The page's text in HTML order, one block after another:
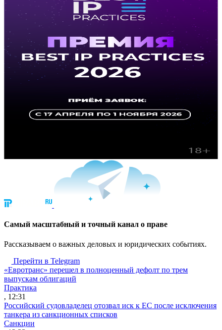
Cамый масштабный и точный канал о праве
Рассказываем о важных деловых и юридических событиях.
Перейти в Telegram
«Евротранс» перешел в полноценный дефолт по трем
выпускам облигаций
Практика
, 12:31
Российский судовладелец отозвал иск к ЕС после исключения
танкера из санкционных списков
Санкции